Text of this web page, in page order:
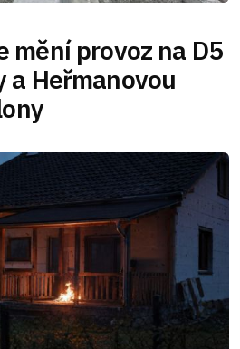
mění provoz na D5
a Heřmanovou